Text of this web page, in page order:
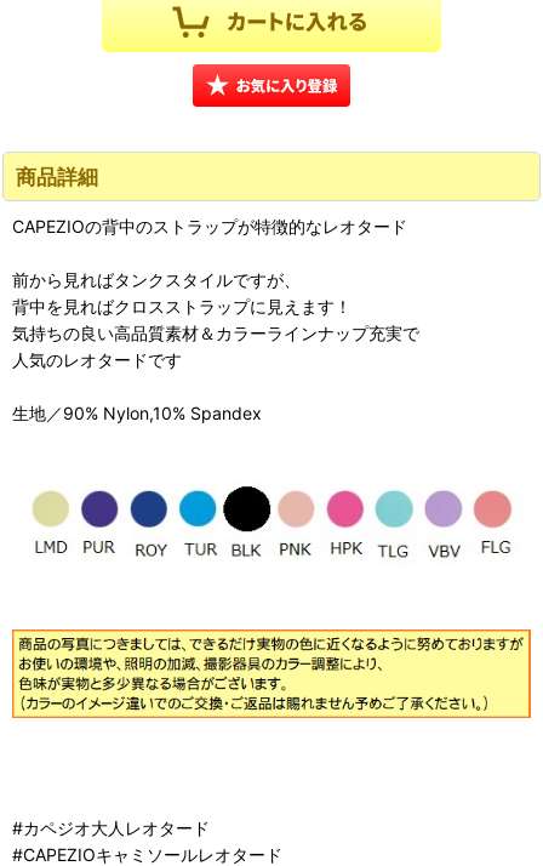
商品詳細
CAPEZIOの背中のストラップが特徴的なレオタード
前から見ればタンクスタイルですが、
背中を見ればクロスストラップに見えます！
気持ちの良い高品質素材＆カラーラインナップ充実で
人気のレオタードです
生地／90% Nylon,10% Spandex
#カペジオ大人レオタード
#CAPEZIOキャミソールレオタード